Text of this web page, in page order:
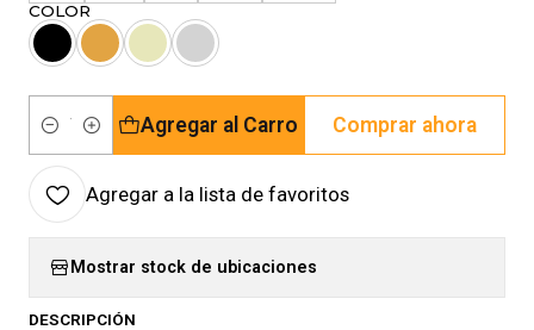
COLOR
Cantidad
Agregar al Carro Comprar ahora
Agregar a la lista de favoritos
Mostrar stock de ubicaciones
DESCRIPCIÓN